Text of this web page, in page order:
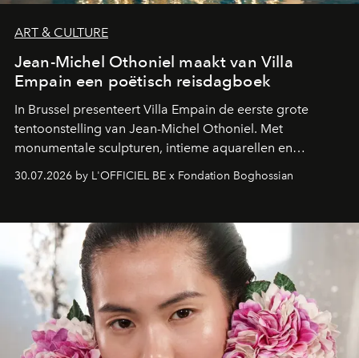
ART & CULTURE
Jean-Michel Othoniel maakt van Villa
Empain een poëtisch reisdagboek
In Brussel presenteert Villa Empain de eerste grote
tentoonstelling van Jean-Michel Othoniel. Met
monumentale sculpturen, intieme aquarellen en
een emotionele reis waarin elk werk de herinnering
moment van verwondering.
30.07.2026 by L'OFFICIEL BE x Fondation Boghossian